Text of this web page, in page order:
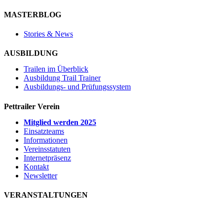
MASTERBLOG
Stories & News
AUSBILDUNG
Trailen im Überblick
Ausbildung Trail Trainer
Ausbildungs- und Prüfungssystem
Pettrailer Verein
Mitglied werden 2025
Einsatzteams
Informationen
Vereinsstatuten
Internetpräsenz
Kontakt
Newsletter
VERANSTALTUNGEN